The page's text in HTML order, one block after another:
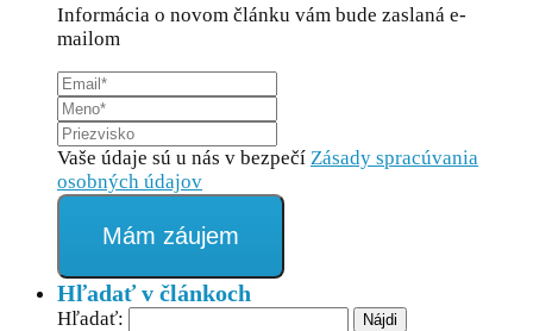
Informácia o novom článku vám bude zaslaná e-
mailom
Vaše údaje sú u nás v bezpečí Zásady spracúvania
osobných údajov
Mám záujem
Hľadať v článkoch
Hľadať: